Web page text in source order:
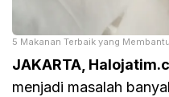
5 Makanan Terbaik yang
JAKARTA,
menjadi masalah